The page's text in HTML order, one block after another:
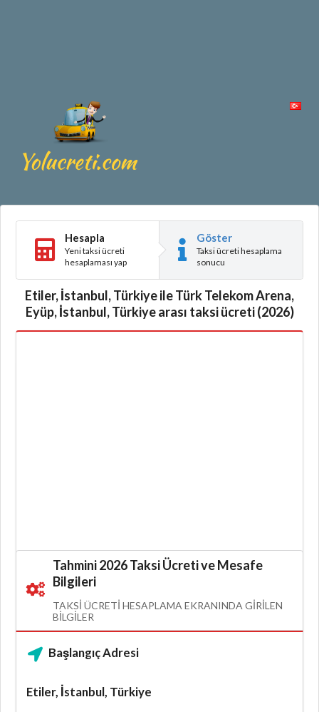
Hesapla
Yeni taksi ücreti
hesaplaması yap
Göster
Taksi ücreti hesaplama
sonucu
Etiler, İstanbul, Türkiye ile Türk Telekom Arena,
Eyüp, İstanbul, Türkiye arası taksi ücreti (2026)
Tahmini 2026 Taksi Ücreti ve Mesafe
Bilgileri
TAKSI ÜCRETI HESAPLAMA EKRANINDA GIRILEN
BILGILER
Başlangıç Adresi
Etiler, İstanbul, Türkiye